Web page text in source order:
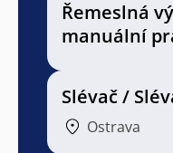
Řemeslná
manuální
Slévač /
Ostrava